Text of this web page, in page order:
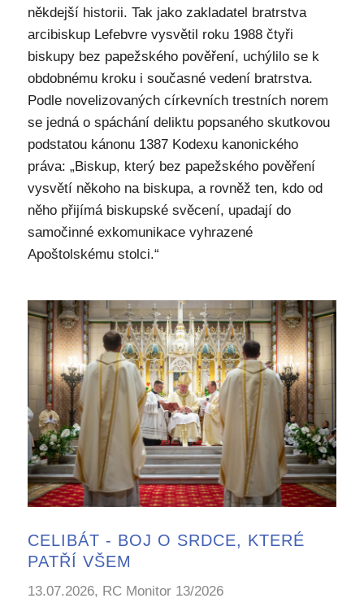
někdejší historii. Tak jako zakladatel bratrstva
arcibiskup Lefebvre vysvětil roku 1988 čtyři
biskupy bez papežského pověření, uchýlilo se k
obdobnému kroku i současné vedení bratrstva.
Podle novelizovaných církevních trestních norem
se jedná o spáchání deliktu popsaného skutkovou
podstatou kánonu 1387 Kodexu kanonického
práva: „Biskup, který bez papežského pověření
vysvětí někoho na biskupa, a rovněž ten, kdo od
něho přijímá biskupské svěcení, upadají do
samočinné exkomunikace vyhrazené
Apoštolskému stolci.“
CELIBÁT - BOJ O SRDCE, KTERÉ
PATŘÍ VŠEM
13.07.2026, RC Monitor 13/2026